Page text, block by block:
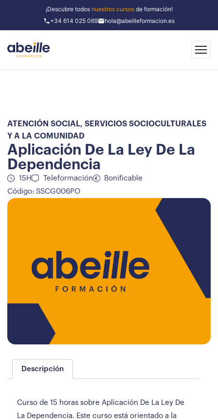
¡Descubre todos nuestros cursosde formación!
+34 614 025 069
hola@abeilleformacion.es
ATENCIÓN SOCIAL, SERVICIOS SOCIOCULTURALES
Y A LA COMUNIDAD
Aplicación De La Ley De La
Dependencia
15H Teleformación
Bonificable
Código: SSCG006PO
Descripción
Curso de 15 horas sobre Aplicación De La Ley De
La Dependencia. Este curso está orientado a la